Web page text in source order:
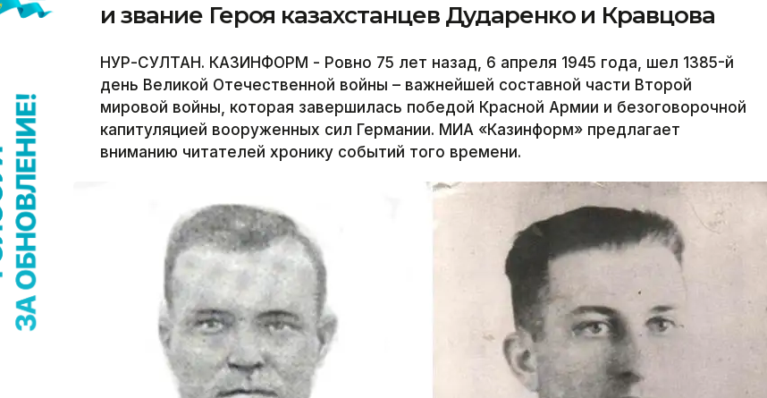
и звание Героя казахстанцев Дударенко и Кравцова
НУР-СУЛТАН. КАЗИНФОРМ - Ровно 75 лет назад, 6 апреля 1945 года, шел 1385-й
день Великой Отечественной войны – важнейшей составной части Второй
мировой войны, которая завершилась победой Красной Армии и безоговорочной
капитуляцией вооруженных сил Германии. МИА «Казинформ» предлагает
вниманию читателей хронику событий того времени.